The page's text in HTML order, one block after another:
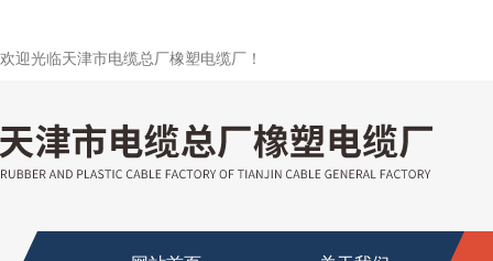
欢迎光临天津市电缆总厂橡塑电缆厂！